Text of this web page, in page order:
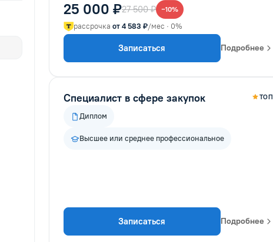
25 000 ₽27 500 ₽ −10%
рассрочка от 4 583 ₽/мес · 0%
Записаться Подробнее
Специалист в сфере закупок ТОП
Диплом
Высшее или среднее профессиональное
Записаться Подробнее